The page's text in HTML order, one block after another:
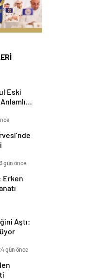
Eski
gün önce
Erken
Aştı:
gün önce